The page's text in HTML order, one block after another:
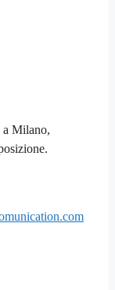
a Milano,